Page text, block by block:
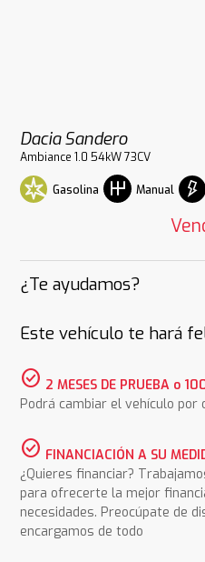
Dacia Sandero
Ambiance 1.0 54kW 73CV
Gasolina Manual
¿Te ayudamos?
Este vehículo te hará
check_circle 2 MESES DE PRUEBA o
Podrá cambiar el vehículo por
check_circle FINANCIACIÓN A SU
¿Quieres financiar?
para ofrecerte la mejor
necesidades. Preocúpate de
encargamos de todo